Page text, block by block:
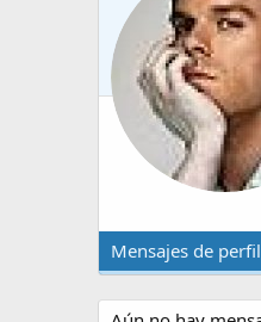
Mensajes de perfil